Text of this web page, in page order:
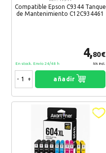
Lola 07. 02. 2024
Lola 07. 02. 2024
Funcionan muy bien
Recomendaría su compra:Si
07. 02. 2024
Funcionan muy bien
Recomendaría su compra:
Compatible Epson C9344 Tanque
de Mantenimiento C12C934461
4,80€
IVA Incl.
En stock. Envío 24/48 h
- + añadir